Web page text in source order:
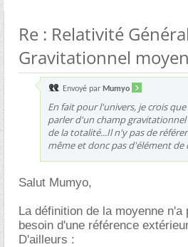
Re : Relativité
Gravitationnel
Envoyé par Mumyo
En fait pour l'univers, je crois
parler d'un champ
de la totalité...Il n'y pas de
même et donc pas d'élément de
Salut Mumyo,
La définition de la moyenne n'a
besoin d'une référence
D'ailleurs :